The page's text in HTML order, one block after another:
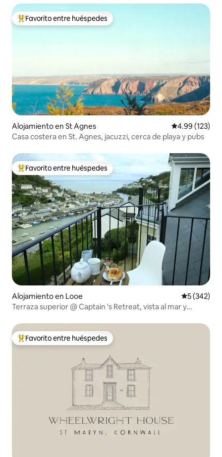
Favorito entre huéspedes preferido
Favorito entre huéspedes
Alojamiento en St Agnes Calificación
4.99 (123)
Casa costera en St. Agnes, jacuzzi, cerca de playa y pubs
Favorito entre huéspedes preferido
Favorito entre huéspedes
Alojamiento en Looe
5 (342)
Terraza superior @ Captain 's Retreat, vista al mar y
Favorito entre huéspedes preferido
Favorito entre huéspedes